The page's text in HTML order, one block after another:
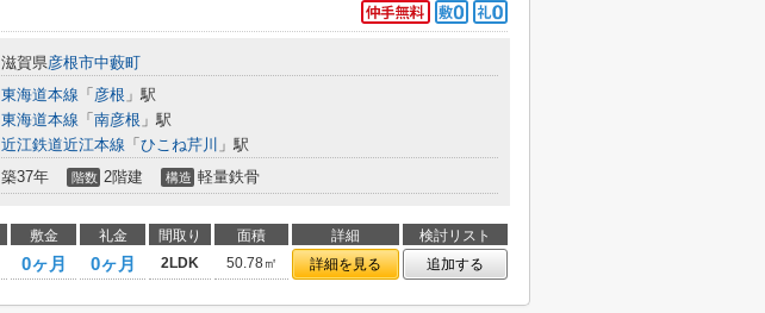
滋賀県彦根市中藪町
東海道本線 「 彦根 」駅
東海道本線 「 南彦根 」駅
近江鉄道近江本線 「 ひこね芹川 」駅
築37年 階数 2階建 構造 軽量鉄骨
敷金 礼金 間取り 面積 詳細
検討リスト
0ヶ月 0ヶ月 2LDK 50.78㎡ 詳細を見る 追加する